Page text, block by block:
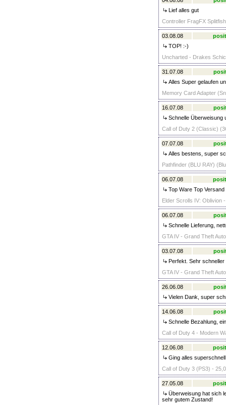
Lief alles gut
Controller FragFX
03.08.08
TOP! :-)
Uncharted - Drakes
31.07.08
Alles Super gelaufen
Memory Card Adapter
16.07.08
Schnelle Überweisung
Call of Duty 2 (Classic)
07.07.08
Alles bestens, super
Pathfinder (BLU RAY)
06.07.08
Top Ware Top
Elder Scrolls IV: Oblivion
06.07.08
Schnelle Lieferung,
GTA IV - Grand Theft
03.07.08
Perfekt. Sehr
GTA IV - Grand Theft
26.06.08
Vielen Dank, super
14.06.08
Schnelle Bezahlung,
Call of Duty 4 - Modern
12.06.08
Ging alles
Call of Duty 3 (PS3) -
27.05.08
Überweisung hat sich
sehr gutem Zustand!